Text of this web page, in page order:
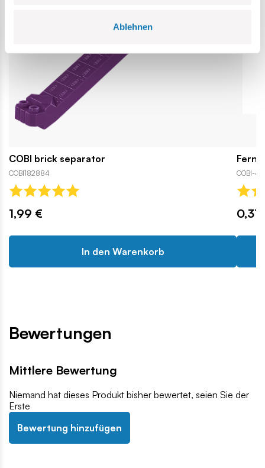
Ablehnen
COBI brick separator
COBI182884
1,99 €
In den Warenkorb
COBI-
0,31
Bewertungen
Mittlere Bewertung
Niemand hat dieses Produkt bisher bewertet, seien Sie der
Erste
Bewertung hinzufügen